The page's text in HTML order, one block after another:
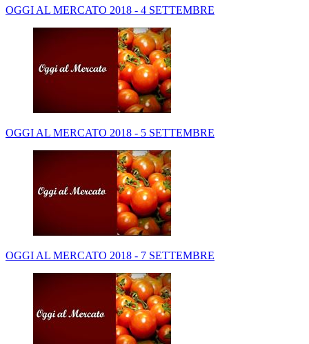
OGGI AL MERCATO 2018 - 4 SETTEMBRE
OGGI AL MERCATO 2018 - 5 SETTEMBRE
OGGI AL MERCATO 2018 - 7 SETTEMBRE